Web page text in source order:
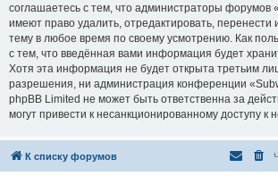
соглашаетесь с тем, что администраторы форумов
имеют право удалить, отредактировать,
тему в любое время по своему усмотрению. Как
с тем, что введённая вами информация будет
Хотя эта информация не будет открыта третьим
разрешения, ни администрация конференции
phpBB Limited не может быть ответственна за
могут привести к несанкционированному доступу к
К списку форумов